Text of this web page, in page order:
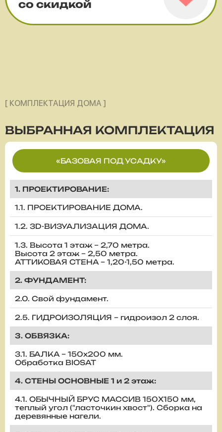
со скидкой
[ КОМПЛЕКТАЦИЯ ДОМА ]
ВЫБРАННАЯ КОМПЛЕКТАЦИЯ
«БАЗОВАЯ ПОД УСАДКУ»
1. ПРОЕКТИРОВАНИЕ:
1.1. ПРОЕКТИРОВАНИЕ ДОМА.
1.2. 3D-ВИЗУАЛИЗАЦИЯ ДОМА.
1.3. Высота 1 этаж – 2,70 метра.
Высота 2 этаж – 2,50 метра.
АТТИКОВАЯ СТЕНА – 1,20-1,50 метра.
2. ФУНДАМЕНТ:
2.0. Свой фундамент.
2.5. ГИДРОИЗОЛЯЦИЯ – гидроизол 2 слоя.
3. ОБВЯЗКА:
3.1. БАЛКА – 150х200 мм.
Обработка BIOSAT
4. СТЕНЫ ОСНОВНЫЕ 1 и 2 этаж:
4.1. ОБЫЧНЫЙ БРУС МАССИВ 150Х150 мм,
теплый угол ("ласточкин хвост"). Сборка на
деревянные нагели.